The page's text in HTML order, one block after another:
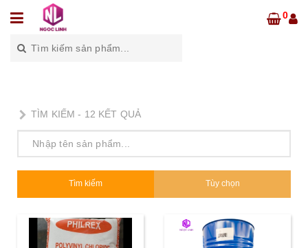
0
TÌM KIẾM - 12 KẾT QUẢ
Tìm kiếm Tùy chọn